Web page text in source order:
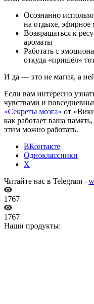
Осознанно
на отдыхе, эфирное
Возвращаться к
ароматы
Работать с
откуда «пришёл»
И да — это не магия, а
Если вам интересно
чувствами и
«Секреты мозга» от
как работает ваша
этим можно работать.
ВКонтакте
Одноклассники
X
Читайте нас в Telegram -
1767
1767
Наши продукты: